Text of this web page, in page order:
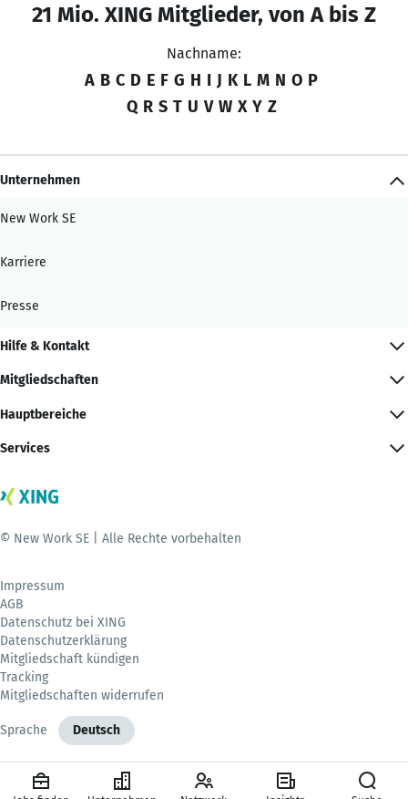
21 Mio. XING Mitglieder, von A bis Z
Nachname:
A B C D E F G H I J K L M N O P
Q R S T U V W X Y Z
Unternehmen
New Work SE
Karriere
Presse
Hilfe & Kontakt
Mitgliedschaften
Hauptbereiche
Services
© New Work SE | Alle Rechte vorbehalten
Impressum
AGB
Datenschutz bei XING
Datenschutzerklärung
Mitgliedschaft kündigen
Tracking
Mitgliedschaften widerrufen
Sprache Deutsch